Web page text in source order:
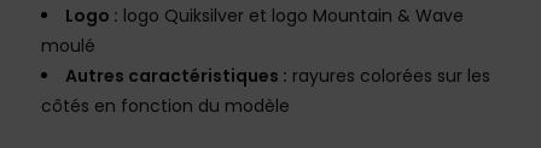
Logo : logo Quiksilver et logo Mountain & Wave
moulé
Autres caractéristiques : rayures colorées sur les
côtés en fonction du modèle